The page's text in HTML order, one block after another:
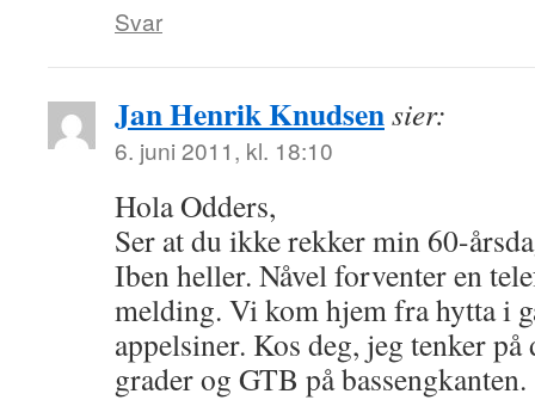
Svar
Jan Henrik Knudsensier:
6. juni 2011, kl. 18:10
Hola Odders,
Ser at du ikke rekker min 60-
Iben heller. Nåvel forventer en
melding. Vi kom hjem fra hytta i
appelsiner. Kos deg, jeg tenker
grader og GTB på bassengkanten.